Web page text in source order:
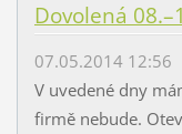
Dovolená
07.05.2014 12:56
V uvedené dny
firmě nebude.